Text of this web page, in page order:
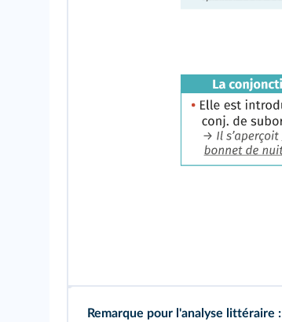
Remarque pour l'analyse littéraire :